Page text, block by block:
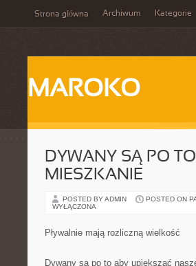
Strona główna Archiwum Kategorie
MAROKO
DYWANY SĄ PO
MIESZKANIE
POSTED BY ADMIN POSTED ON
WYŁĄCZONA
Pływalnie mają rozliczną wielkość
Dywany są po to aby upiększać